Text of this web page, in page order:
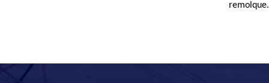
remolque.